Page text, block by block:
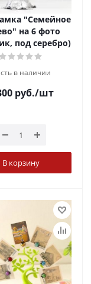
"Семейное
на 6 фото
под серебро)
в наличии
руб./шт
В корзину